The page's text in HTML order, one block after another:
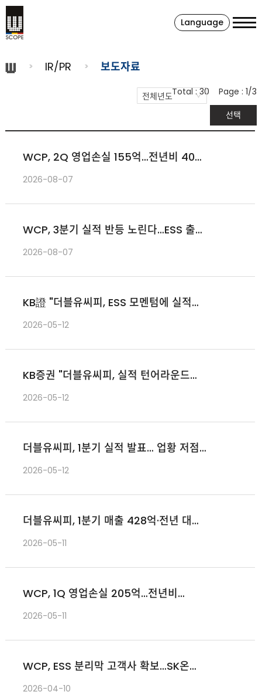
Language
IR/PR 보도자료
선택
Total :30 Page :1/3
WCP, 2Q 영업손실 155억…전년비 40%
축소
2026-08-07
WCP, 3분기 실적 반등 노린다…ESS 출하
확대·가동률 개선 기대
2026-08-07
KB證 "더블유씨피, ESS 모멘텀에 실적
개선 전망…목표가↑
2026-05-12
KB증권 "더블유씨피, 실적 턴어라운드
전망…목표가 20%↑"
2026-05-12
더블유씨피, 1분기 실적 발표… 업황 저점
통과하며 회복 사이클 진입 확인
2026-05-12
더블유씨피, 1분기 매출 428억·전년 대비
26% 성장
2026-05-11
WCP, 1Q 영업손실 205억…전년비
32.6% 축소
2026-05-11
WCP, ESS 분리막 고객사 확보…SK온
추정
2026-04-10